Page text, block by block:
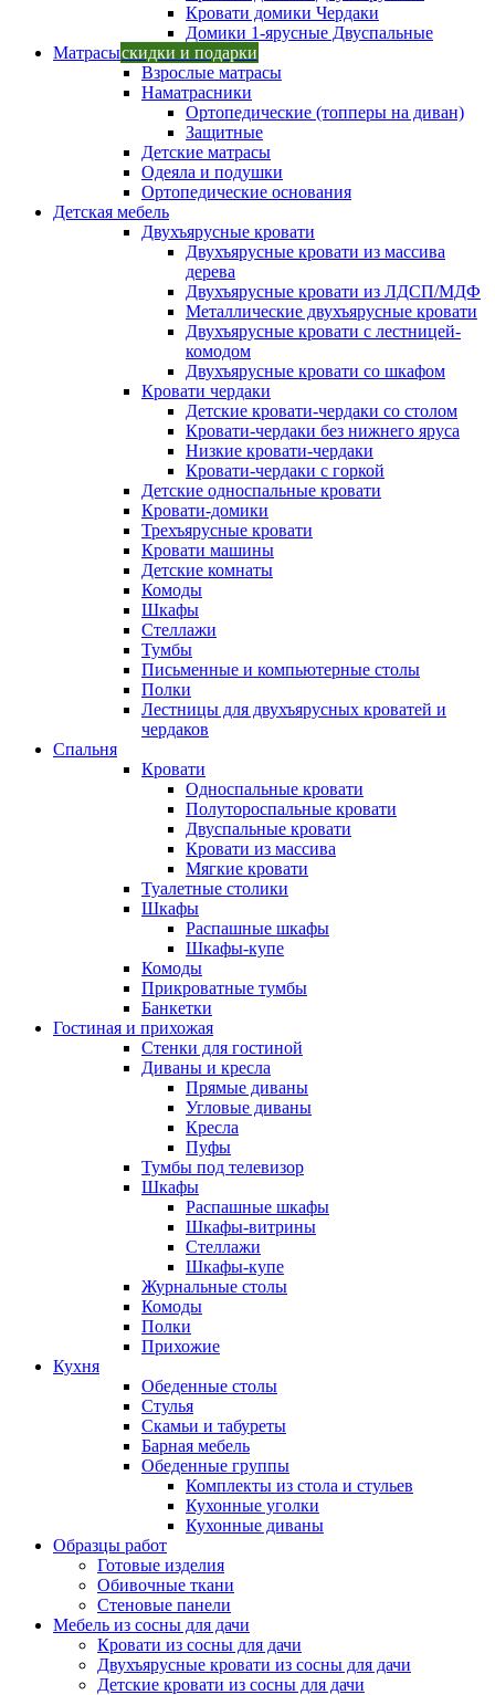
Кровати домики Чердаки
Домики 1-ярусные Двуспальные
Матрасыскидки и подарки
Взрослые матрасы
Наматрасники
Ортопедические (топперы на диван)
Защитные
Детские матрасы
Одеяла и подушки
Ортопедические основания
Детская мебель
Двухъярусные кровати
Двухъярусные кровати из массива
дерева
Двухъярусные кровати из ЛДСП/МДФ
Металлические двухъярусные кровати
Двухъярусные кровати с лестницей-
комодом
Двухъярусные кровати со шкафом
Кровати чердаки
Детские кровати-чердаки со столом
Кровати-чердаки без нижнего яруса
Низкие кровати-чердаки
Кровати-чердаки с горкой
Детские односпальные кровати
Кровати-домики
Трехъярусные кровати
Кровати машины
Детские комнаты
Комоды
Шкафы
Стеллажи
Тумбы
Письменные и компьютерные столы
Полки
Лестницы для двухъярусных кроватей и
чердаков
Спальня
Кровати
Односпальные кровати
Полутороспальные кровати
Двуспальные кровати
Кровати из массива
Мягкие кровати
Туалетные столики
Шкафы
Распашные шкафы
Шкафы-купе
Комоды
Прикроватные тумбы
Банкетки
Гостиная и прихожая
Стенки для гостиной
Диваны и кресла
Прямые диваны
Угловые диваны
Кресла
Пуфы
Тумбы под телевизор
Шкафы
Распашные шкафы
Шкафы-витрины
Стеллажи
Шкафы-купе
Журнальные столы
Комоды
Полки
Прихожие
Кухня
Обеденные столы
Стулья
Скамьи и табуреты
Барная мебель
Обеденные группы
Комплекты из стола и стульев
Кухонные уголки
Кухонные диваны
Образцы работ
Готовые изделия
Обивочные ткани
Стеновые панели
Мебель из сосны для дачи
Кровати из сосны для дачи
Двухъярусные кровати из сосны для дачи
Детские кровати из сосны для дачи